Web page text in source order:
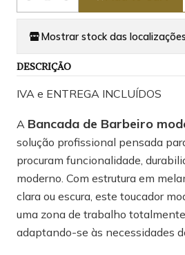
Quantity
Mostrar stock das localizações
DESCRIÇÃO
IVA e ENTREGA INCLUÍDOS
A Bancada de Barbeiro
solução profissional pensada
procuram funcionalidade,
moderno. Com estrutura em
clara ou escura, este toucador
uma zona de trabalho
adaptando-se às necessidades